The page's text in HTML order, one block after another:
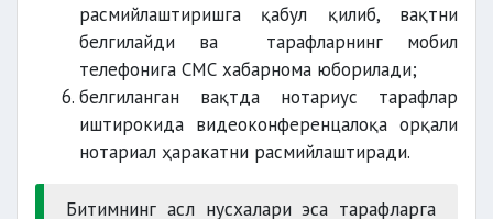
расмийлаштиришга қабул қилиб, вақтни
белгилайди ва тарафларнинг мобил
телефонига СМС хабарнома юборилади;
белгиланган вақтда нотариус тарафлар
иштирокида видеоконференцалоқа орқали
нотариал ҳаракатни расмийлаштиради.
Битимнинг асл нусхалари эса тарафларга